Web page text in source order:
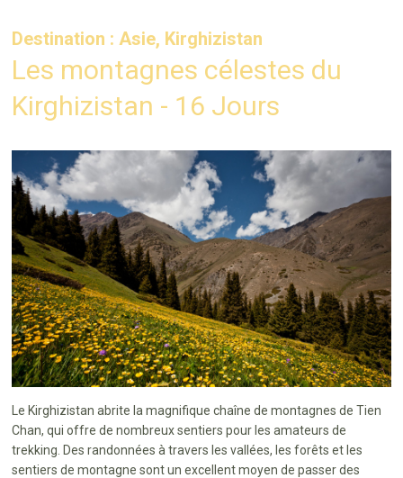
Destination : Asie, Kirghizistan
Les montagnes célestes du
Kirghizistan - 16 Jours
Le Kirghizistan abrite la magnifique chaîne de montagnes de Tien
Chan, qui offre de nombreux sentiers pour les amateurs de
trekking. Des randonnées à travers les vallées, les forêts et les
sentiers de montagne sont un excellent moyen de passer des